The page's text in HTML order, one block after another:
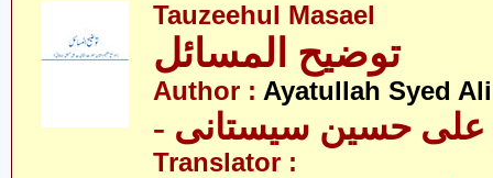
Tauzeehul Masael
توضیح المسائل
Author : Ayatullah Syed
علی حسین سیستانی
Translator :